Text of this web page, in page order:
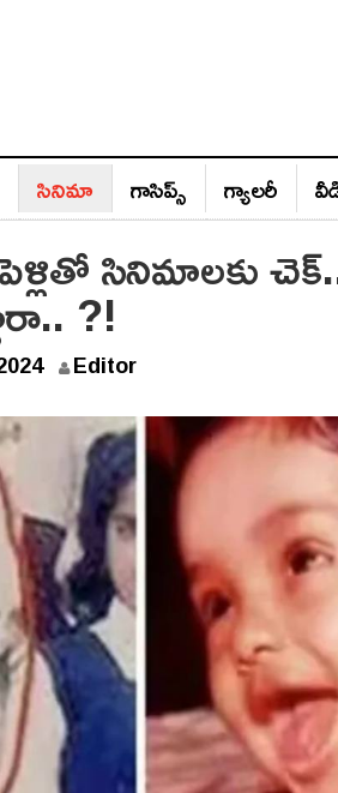
సినిమా గాసిప్స్‌ గ్యాల‌రీ
సినిమాలకు
?!
Editor